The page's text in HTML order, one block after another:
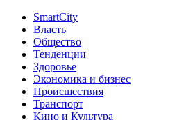
SmartCity
Власть
Общество
Тенденции
Здоровье
Экономика и бизнес
Происшествия
Транспорт
Кино и Культура